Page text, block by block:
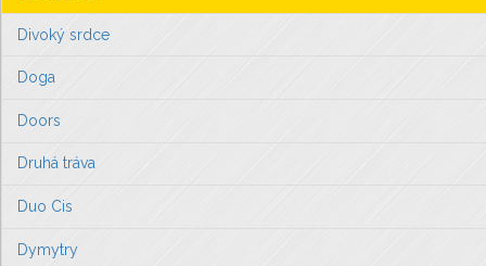
Divoký srdce
Doga
Doors
Druhá tráva
Duo Cis
Dymytry